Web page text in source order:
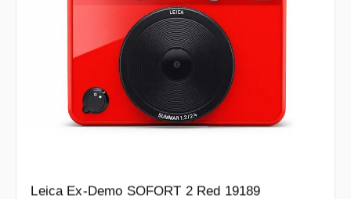
Leica Ex-Demo SOFORT 2 Red 19189